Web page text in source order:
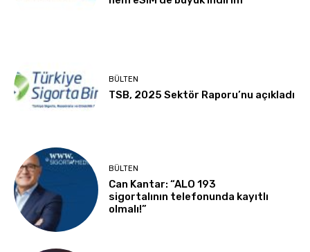
BÜLTEN
TSB, 2025 Sektör Raporu’nu açıkladı
BÜLTEN
Can Kantar: “ALO 193
sigortalının telefonunda kayıtlı
olmalı!”